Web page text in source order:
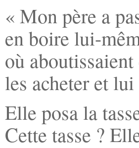
« Mon père a
en boire lui-
où
les acheter et
Elle posa la
Cette tasse ?